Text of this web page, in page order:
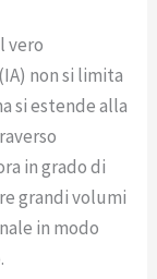
vero
non si limita
si estende alla
in grado di
grandi volumi
in modo